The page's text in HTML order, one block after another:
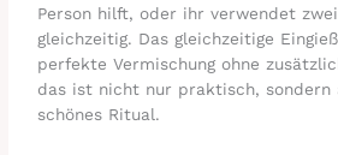
Person hilft, oder ihr verwendet
gleichzeitig. Das gleichzeitige
perfekte Vermischung ohne
das ist nicht nur praktisch, sondern
schönes Ritual.